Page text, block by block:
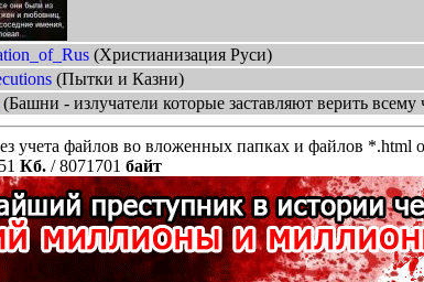
(Христианизация Руси)
(Пытки и Казни)
(Башни - излучатели которые заставляют верить всему
учета файлов во вложенных папках и файлов *.html
Кб. / 8071701 байт